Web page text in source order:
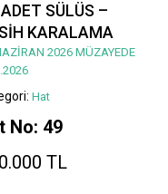
SÜLÜS –
KARALAMA
2026 MÜZAYEDE
Hat
No: 49
TL